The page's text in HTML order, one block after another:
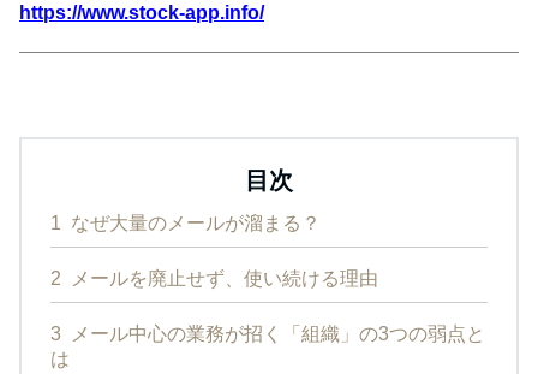
https://www.stock-app.info/
目次
1 なぜ大量のメールが溜まる？
2 メールを廃止せず、使い続ける理由
3
メール中心の業務が招く「組織」の3つの弱点と
は